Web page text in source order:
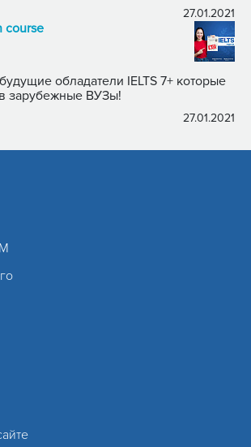
27.01.2021
course
обладатели IELTS 7+ которые
в зарубежные ВУЗы!
27.01.2021